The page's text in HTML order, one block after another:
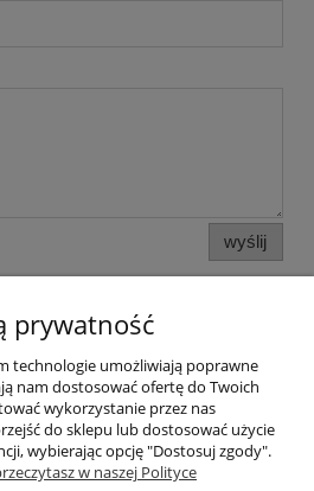
wyślij
Pomoc
prywatność
technologie umożliwiają poprawne
nam dostosować ofertę do Twoich
wykorzystanie przez nas
do sklepu lub dostosować użycie
wybierając opcję "Dostosuj zgody".
w naszej Polityce